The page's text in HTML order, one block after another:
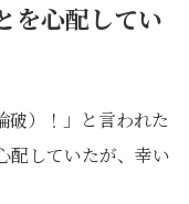
を心配してい
破）！」と言われた
配していたが、幸い